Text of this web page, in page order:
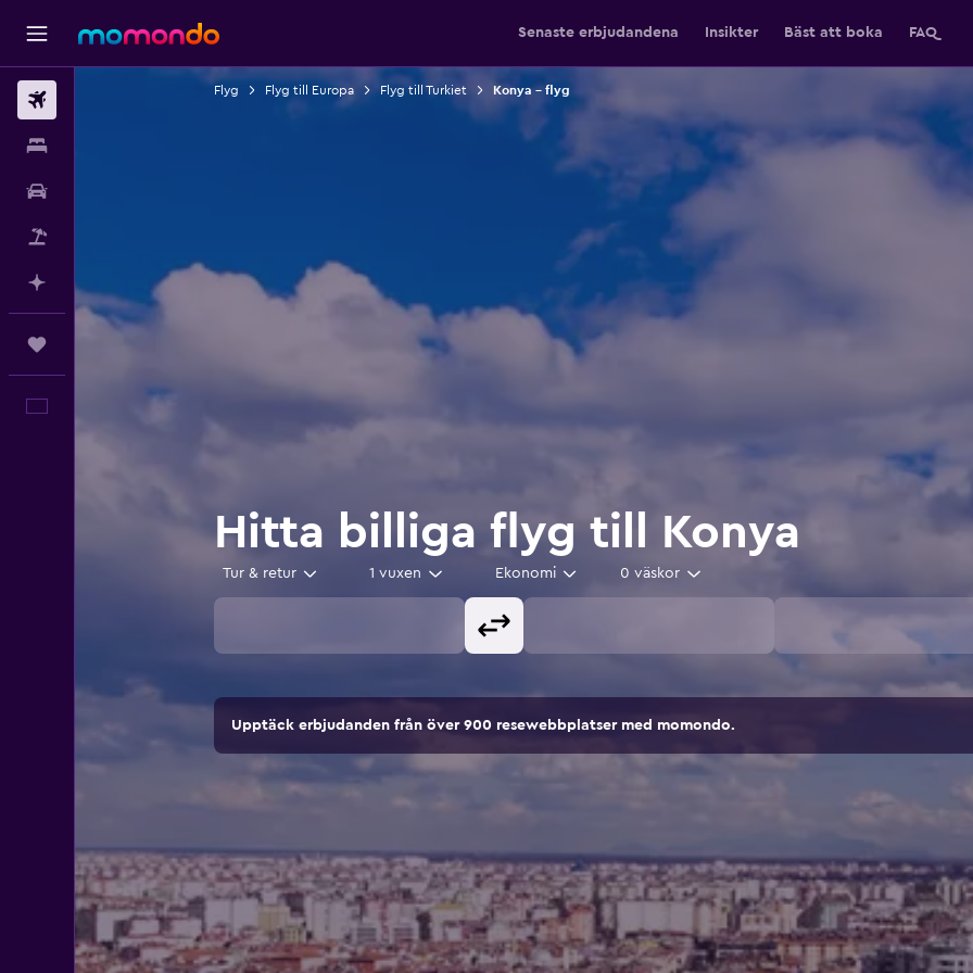
Senaste erbjudandena Insikter Bäst att boka FAQ
Planera med AI
Flyg Flyg till Europa Flyg till Turkiet Konya – flyg
Hitta billiga flyg till Konya
Tur & retur 1 vuxen Ekonomi 0 väskor
Upptäck erbjudanden från över 900 resewebbplatser med momondo.